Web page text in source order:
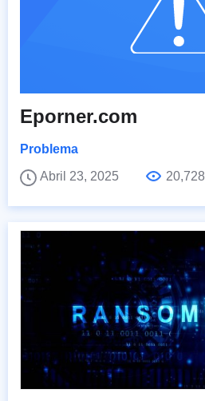
Eporner.com
Problema
Abril 23, 2025
20,728